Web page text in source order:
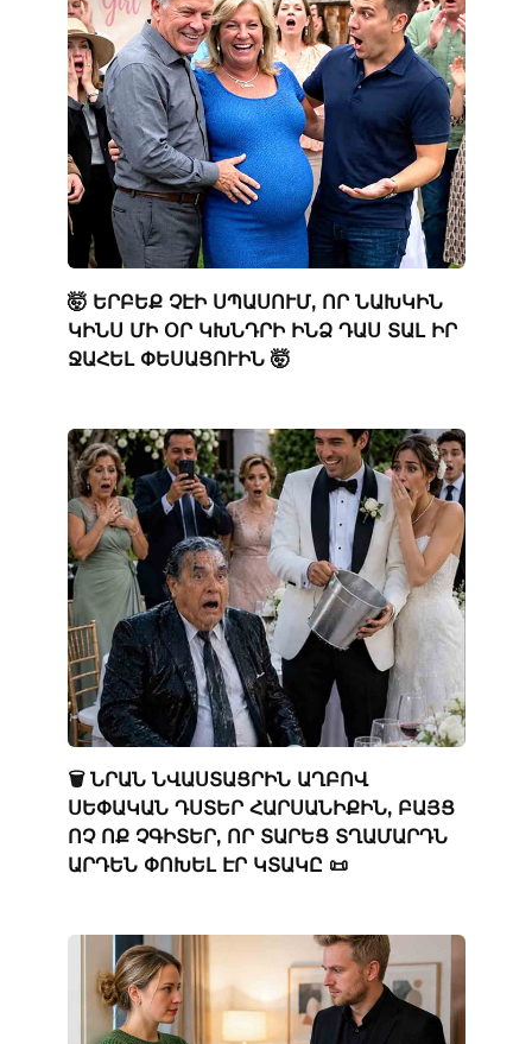
🤯 ԵՐԲԵՔ ՉԷԻ ՍՊԱՍՈՒՄ, ՈՐ ՆԱԽԿԻՆ
ԿԻՆՍ ՄԻ ՕՐ ԿԽՆԴՐԻ ԻՆՁ ԴԱՍ ՏԱԼ ԻՐ
ՋԱՀԵԼ ՓԵՍԱՑՈՒԻՆ 🤯
🗑️ ՆՐԱՆ ՆՎԱՍՏԱՑՐԻՆ ԱՂԲՈՎ
ՍԵՓԱԿԱՆ ԴՍՏԵՐ ՀԱՐՍԱՆԻՔԻՆ, ԲԱՅՑ
ՈՉ ՈՔ ՉԳԻՏԵՐ, ՈՐ ՏԱՐԵՑ ՏՂԱՄԱՐԴՆ
ԱՐԴԵՆ ՓՈԽԵԼ ԷՐ ԿՏԱԿԸ 📜